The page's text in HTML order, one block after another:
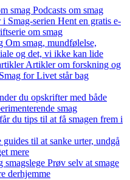
smag Podcasts om smag
Smag-serien Hent en gratis e-
om smag
Om smag, mundfølelse,
og det, vi ikke kan lide
Artikler om forskning og
for Livet står bag
du opskrifter med både
smag
du tips til at få smagen frem i
til at sanke urter, undgå
mere
smagslege Prøv selv at smage
derhjemme